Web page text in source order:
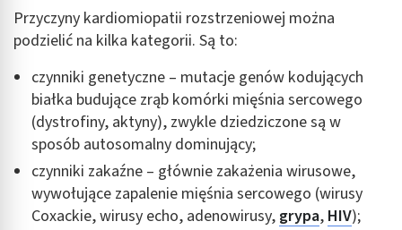
Przyczyny kardiomiopatii rozstrzeniowej można
podzielić na kilka kategorii. Są to:
czynniki genetyczne – mutacje genów kodujących
białka budujące zrąb komórki mięśnia sercowego
(dystrofiny, aktyny), zwykle dziedziczone są w
sposób autosomalny dominujący;
czynniki zakaźne – głównie zakażenia wirusowe,
wywołujące zapalenie mięśnia sercowego (wirusy
Coxackie, wirusy echo, adenowirusy, grypa, HIV);